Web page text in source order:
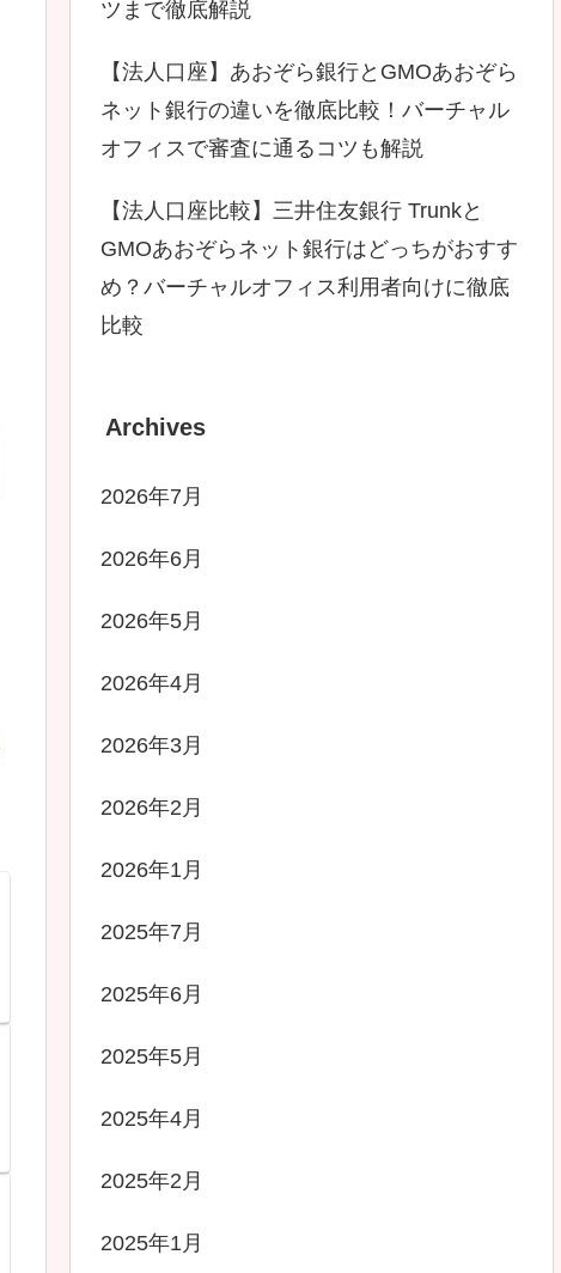
ツまで徹底解説
【法人口座】あおぞら銀行とGMOあおぞら
ネット銀行の違いを徹底比較！バーチャル
オフィスで審査に通るコツも解説
【法人口座比較】三井住友銀行 Trunkと
GMOあおぞらネット銀行はどっちがおすす
め？バーチャルオフィス利用者向けに徹底
比較
Archives
2026年7月
2026年6月
2026年5月
2026年4月
2026年3月
2026年2月
2026年1月
2025年7月
2025年6月
2025年5月
2025年4月
2025年2月
2025年1月